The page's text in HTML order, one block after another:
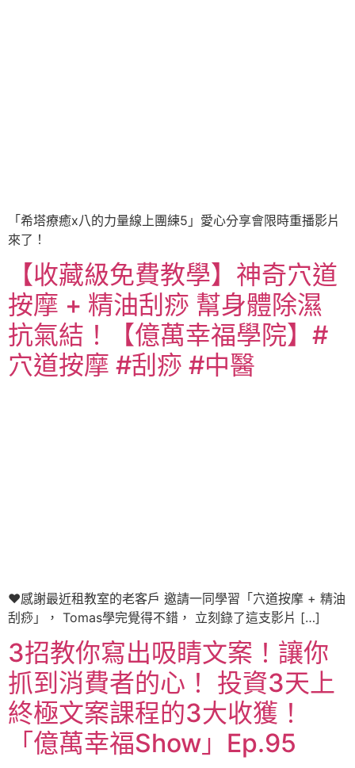
「希塔療癒x八的力量線上團練5」愛心分享會限時重播影片
來了！
【收藏級免費教學】神奇穴道
按摩 + 精油刮痧 幫身體除濕
抗氣結！【億萬幸福學院】#
穴道按摩 #刮痧 #中醫
♥感謝最近租教室的老客戶 邀請一同學習「穴道按摩 + 精油
刮痧」， Tomas學完覺得不錯， 立刻錄了這支影片 […]
3招教你寫出吸睛文案！讓你
抓到消費者的心！ 投資3天上
終極文案課程的3大收獲！
「億萬幸福Show」Ep.95